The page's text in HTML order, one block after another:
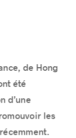
de Hong
été
d’une
les